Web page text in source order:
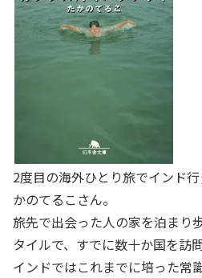
2度目の海外ひとり旅でインド
かのてるこさん。
旅先で出会った人の家を泊まり
タイルで、すでに数十か国を訪
インドではこれまでに培った